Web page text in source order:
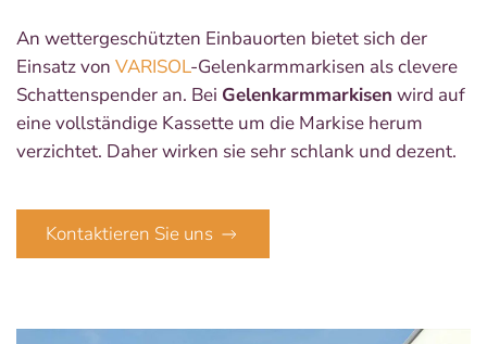
An wettergeschützten Einbauorten bietet sich der
Einsatz von VARISOL-Gelenkarmmarkisen als clevere
Schattenspender an. Bei Gelenkarmmarkisen wird auf
eine vollständige Kassette um die Markise herum
verzichtet. Daher wirken sie sehr schlank und dezent.
Kontaktieren Sie uns